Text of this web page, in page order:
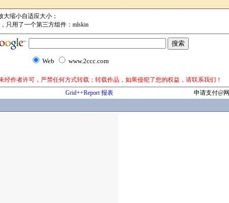
缩小自适应大小；
只用了一个第三方组件：mlskin
Web www.2ccc.com
经作者许可，严禁任何方式转载；转载作品，如果侵犯了您的权益，请联系我们 ！
Grid++Report 报表
申请支付@网